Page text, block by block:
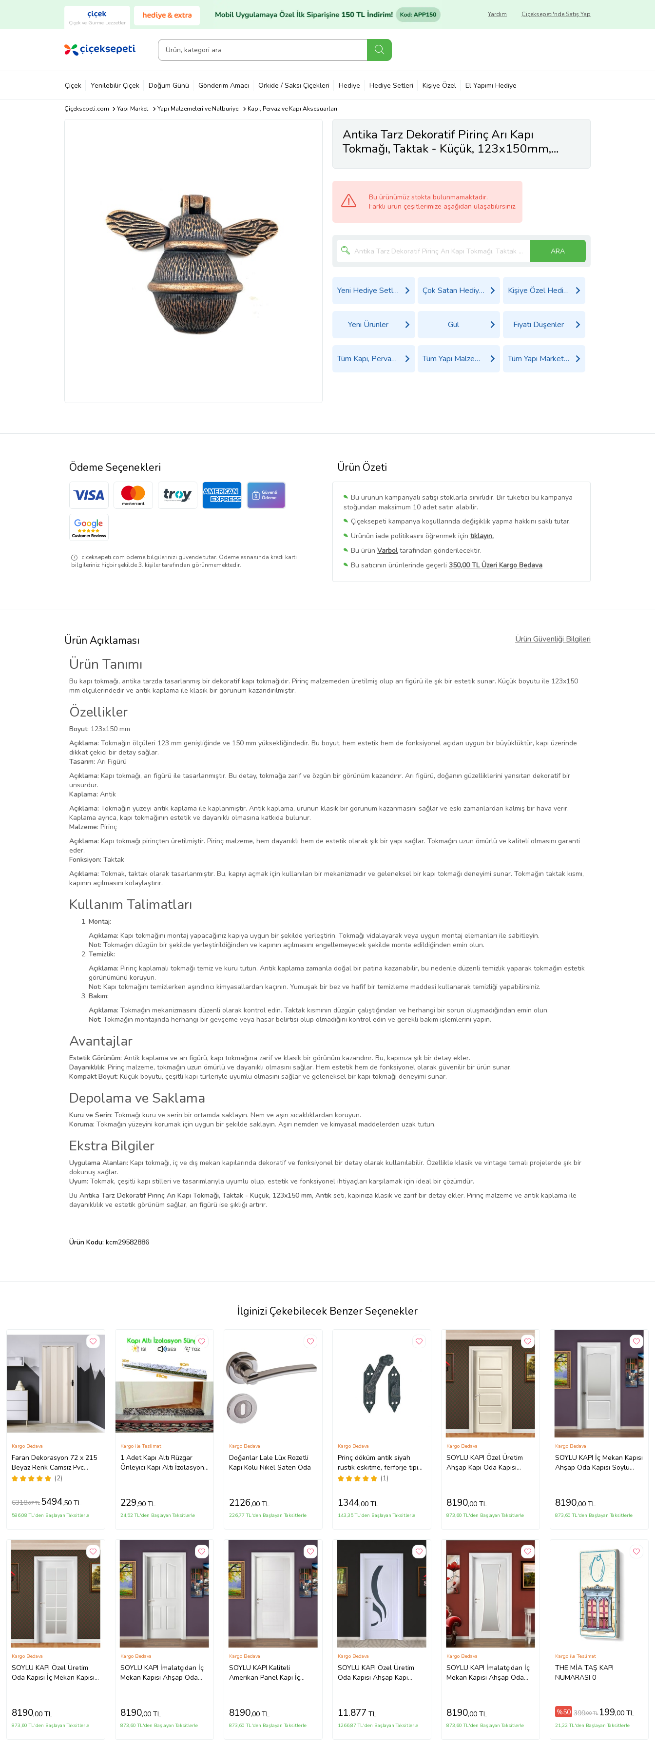
Çiçek ve Gurme Lezzetler
Çiçeksepeti'nde Satış Yap
Yardım
Çiçek Yenilebilir Çiçek Doğum Günü Gönderim Amacı Orkide / Saksı Çiçekleri Hediye Hediye Setleri Kişiye Özel El Yapımı Hediye
Çiçeksepeti.com Yapı Market Yapı Malzemeleri ve Nalburiye Kapı, Pervaz ve Kapı Aksesuarları
Antika Tarz Dekoratif Pirinç Arı Kapı
Tokmağı, Taktak - Küçük, 123x150mm,
Bu ürünümüz stokta bulunmamaktadır.
Farklı ürün çeşitlerimize aşağıdan ulaşabilirsiniz.
ARA
Yeni Hediye Setleri Çok Satan Hediyeler Kişiye Özel Hediyeler
Yeni Ürünler Gül Fiyatı Düşenler
Tüm Kapı, Pervaz ve Kapı Aksesuarları Ürünleri Tüm Yapı Malzemeleri ve Nalburiye Ürünleri Tüm Yapı Market Ürünleri
Ürün Özeti
Bu ürünün kampanyalı satışı stoklarla sınırlıdır. Bir tüketici bu kampanya
stoğundan maksimum 10 adet satın alabilir.
Çiçeksepeti kampanya koşullarında değişiklik yapma hakkını saklı tutar.
Ürünün iade politikasını öğrenmek için tıklayın.
Bu ürün Varboltarafından gönderilecektir.
Bu satıcının ürünlerinde geçerli 350,00 TL Üzeri Kargo Bedava
Bu SatıcınınTüm Ürünlerini Görüntüle
Ödeme Seçenekleri
ciceksepeti.com ödeme bilgilerinizi güvende tutar. Ödeme esnasında kredi kartı
bilgileriniz hiçbir şekilde 3. kişiler tarafından görünmemektedir.
Ürün Açıklaması Ürün Güvenliği Bilgileri
Ürün Tanımı
Bu kapı tokmağı, antika tarzda tasarlanmış bir dekoratif kapı tokmağıdır. Pirinç malzemeden üretilmiş olup arı figürü ile şık bir estetik sunar. Küçük boyutu ile 123x150
mm ölçülerindedir ve antik kaplama ile klasik bir görünüm kazandırılmıştır.
Özellikler
Boyut: 123x150 mm
Açıklama: Tokmağın ölçüleri 123 mm genişliğinde ve 150 mm yüksekliğindedir. Bu boyut, hem estetik hem de fonksiyonel açıdan uygun bir büyüklüktür, kapı üzerinde
dikkat çekici bir detay sağlar.
Tasarım: Arı Figürü
Açıklama: Kapı tokmağı, arı figürü ile tasarlanmıştır. Bu detay, tokmağa zarif ve özgün bir görünüm kazandırır. Arı figürü, doğanın güzelliklerini yansıtan dekoratif bir
unsurdur.
Kaplama: Antik
Açıklama: Tokmağın yüzeyi antik kaplama ile kaplanmıştır. Antik kaplama, ürünün klasik bir görünüm kazanmasını sağlar ve eski zamanlardan kalmış bir hava verir.
Kaplama ayrıca, kapı tokmağının estetik ve dayanıklı olmasına katkıda bulunur.
Malzeme: Pirinç
Açıklama: Kapı tokmağı pirinçten üretilmiştir. Pirinç malzeme, hem dayanıklı hem de estetik olarak şık bir yapı sağlar. Tokmağın uzun ömürlü ve kaliteli olmasını garanti
eder.
Fonksiyon: Taktak
Açıklama: Tokmak, taktak olarak tasarlanmıştır. Bu, kapıyı açmak için kullanılan bir mekanizmadır ve geleneksel bir kapı tokmağı deneyimi sunar. Tokmağın taktak kısmı,
kapının açılmasını kolaylaştırır.
Kullanım Talimatları
Montaj:
Açıklama: Kapı tokmağını montaj yapacağınız kapıya uygun bir şekilde yerleştirin. Tokmağı vidalayarak veya uygun montaj elemanları ile sabitleyin.
Not: Tokmağın düzgün bir şekilde yerleştirildiğinden ve kapının açılmasını engellemeyecek şekilde monte edildiğinden emin olun.
Temizlik:
Açıklama: Pirinç kaplamalı tokmağı temiz ve kuru tutun. Antik kaplama zamanla doğal bir patina kazanabilir, bu nedenle düzenli temizlik yaparak tokmağın estetik
görünümünü koruyun.
Not: Kapı tokmağını temizlerken aşındırıcı kimyasallardan kaçının. Yumuşak bir bez ve hafif bir temizleme maddesi kullanarak temizliği yapabilirsiniz.
Bakım:
Açıklama: Tokmağın mekanizmasını düzenli olarak kontrol edin. Taktak kısmının düzgün çalıştığından ve herhangi bir sorun oluşmadığından emin olun.
Not: Tokmağın montajında herhangi bir gevşeme veya hasar belirtisi olup olmadığını kontrol edin ve gerekli bakım işlemlerini yapın.
Avantajlar
Estetik Görünüm: Antik kaplama ve arı figürü, kapı tokmağına zarif ve klasik bir görünüm kazandırır. Bu, kapınıza şık bir detay ekler.
Dayanıklılık: Pirinç malzeme, tokmağın uzun ömürlü ve dayanıklı olmasını sağlar. Hem estetik hem de fonksiyonel olarak güvenilir bir ürün sunar.
Kompakt Boyut: Küçük boyutu, çeşitli kapı türleriyle uyumlu olmasını sağlar ve geleneksel bir kapı tokmağı deneyimi sunar.
Depolama ve Saklama
Kuru ve Serin: Tokmağı kuru ve serin bir ortamda saklayın. Nem ve aşırı sıcaklıklardan koruyun.
Koruma: Tokmağın yüzeyini korumak için uygun bir şekilde saklayın. Aşırı nemden ve kimyasal maddelerden uzak tutun.
Ekstra Bilgiler
Uygulama Alanları: Kapı tokmağı, iç ve dış mekan kapılarında dekoratif ve fonksiyonel bir detay olarak kullanılabilir. Özellikle klasik ve vintage temalı projelerde şık bir
dokunuş sağlar.
Uyum: Tokmak, çeşitli kapı stilleri ve tasarımlarıyla uyumlu olup, estetik ve fonksiyonel ihtiyaçları karşılamak için ideal bir çözümdür.
Bu Antika Tarz Dekoratif Pirinç Arı Kapı Tokmağı, Taktak - Küçük, 123x150 mm, Antik seti, kapınıza klasik ve zarif bir detay ekler. Pirinç malzeme ve antik kaplama ile
dayanıklılık ve estetik görünüm sağlar, arı figürü ise şıklığı artırır.
Ürün Kodu: kcm29582886
İlginizi Çekebilecek Benzer Seçenekler
Faran Dekorasyon 72 x 215
Beyaz Renk Camsız Pvc
Akordiyon Katlanır Kapı -
(2)
Kargo Bedava
6318,67 TL 5494,50 TL
586,08 TL'den Başlayan Taksitlerle
1 Adet Kapı Altı Rüzgar
Önleyici Kapı Altı İzolasyon
Kargo ile Teslimat
229,90 TL
24,52 TL'den Başlayan Taksitlerle
Doğanlar Lale Lüx Rozetli
Kapı Kolu Nikel Saten Oda
Kargo Bedava
2126,00 TL
226,77 TL'den Başlayan Taksitlerle
Prinç döküm antik siyah
rustik eskitme, ferforje tipi
osmanlı tarzı kapı için
HFT03014
(1)
Kargo Bedava
1344,00 TL
143,35 TL'den Başlayan Taksitlerle
SOYLU KAPI Özel Üretim
Ahşap Kapı Oda Kapısı
Kargo Bedava
8190,00 TL
873,60 TL'den Başlayan Taksitlerle
SOYLU KAPI İç Mekan Kapısı
Ahşap Oda Kapısı Soylu
Kargo Bedava
8190,00 TL
873,60 TL'den Başlayan Taksitlerle
SOYLU KAPI Özel Üretim
Oda Kapısı İç Mekan Kapısı
Kargo Bedava
8190,00 TL
873,60 TL'den Başlayan Taksitlerle
SOYLU KAPI İmalatçıdan İç
Mekan Kapısı Ahşap Oda
Kargo Bedava
8190,00 TL
873,60 TL'den Başlayan Taksitlerle
SOYLU KAPI Kaliteli
Amerikan Panel Kapı İç
Kargo Bedava
8190,00 TL
873,60 TL'den Başlayan Taksitlerle
SOYLU KAPI Özel Üretim
Oda Kapısı Ahşap Kapı
Kargo Bedava
11.877 TL
1266,87 TL'den Başlayan Taksitlerle
SOYLU KAPI İmalatçıdan İç
Mekan Kapısı Ahşap Oda
Kargo Bedava
8190,00 TL
873,60 TL'den Başlayan Taksitlerle
THE MİA TAŞ KAPI
NUMARASI 0
Kargo ile Teslimat
%50 399,00 TL 199,00 TL
21,22 TL'den Başlayan Taksitlerle